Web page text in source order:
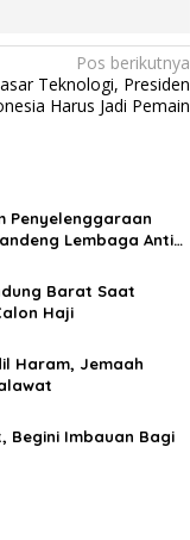
Pos berikutnya
Teknologi, Presiden
Harus Jadi Pemain
Penyelenggaraan
Lembaga Anti
Barat Saat
Haji
Haram, Jemaah
Begini Imbauan Bagi